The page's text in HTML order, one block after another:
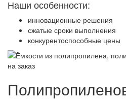
Наши особенности:
инновационные решения
сжатые сроки выполнения
конкурентоспособные цены